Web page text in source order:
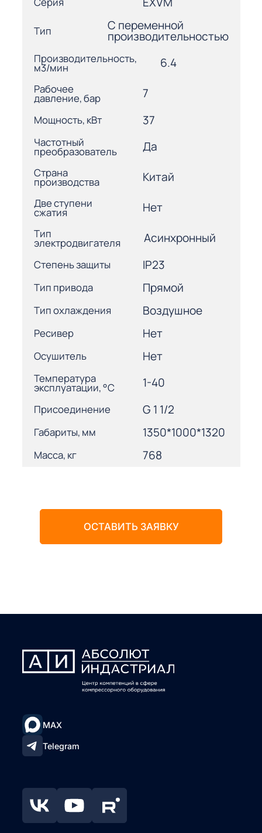
Тип С переменной
производительностью
Производительность,
м3/мин 6.4
Рабочее
давление, бар 7
Мощность, кВт 37
Частотный
преобразователь Да
Страна
производства Китай
Две ступени
сжатия Нет
Тип
электродвигателя Асинхронный
Степень защиты IP23
Тип привода Прямой
Тип охлаждения Воздушное
Ресивер Нет
Осушитель Нет
Температура
эксплуатации, °С 1-40
Присоединение G 1 1/2
Габариты, мм 1350*1000*1320
Масса, кг 768
ОСТАВИТЬ ЗАЯВКУ
MAX
Telegram